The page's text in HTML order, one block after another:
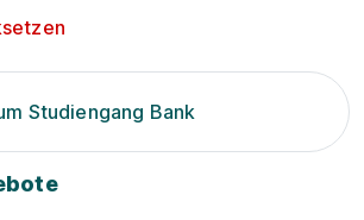
Studiengang Bank